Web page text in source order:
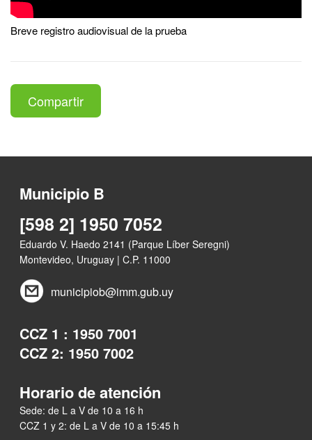
Breve registro audiovisual de la prueba
Compartir
Municipio B
[598 2] 1950 7052
Eduardo V. Haedo 2141 (Parque Líber Seregni)
Montevideo, Uruguay | C.P. 11000
municipiob@imm.gub.uy
CCZ 1 : 1950 7001
CCZ 2: 1950 7002
Horario de atención
Sede: de L a V de 10 a 16 h
CCZ 1 y 2: de L a V de 10 a 15:45 h